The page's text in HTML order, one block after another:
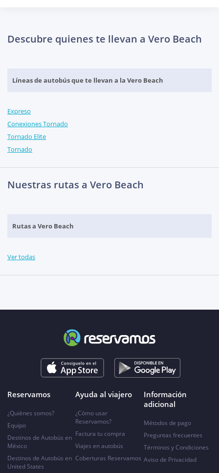
Descubre quienes te llevan a Vero Beach
Líneas de autobús que te llevan a la Vero Beach
Expreso
Conexiones Tornado
Tornado Elite
Tornado
Nuestras rutas a Vero Beach
Rutas a Vero Beach
Ver todas
Reservamos
¿Quiénes somos?
Equipo
Destinos de Autobús en
México
Destinos de Autobús en
United States
Ayuda al viajero
¿Cómo usar
Reservamos?
Factura tu compra
Viajes en autobús
Coberturas Reservamos
Información
adicional
Métodos de pago
Preguntas frecuentes
Términos y Condiciones
Aviso de Privacidad